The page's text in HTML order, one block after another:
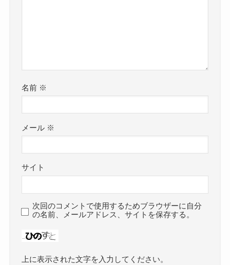
名前 ※
メール ※
サイト
次回のコメントで使用するためブラウザーに自分
の名前、メールアドレス、サイトを保存する。
上に表示された文字を入力してください。